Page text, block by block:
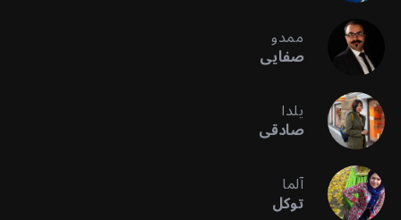
ممدو
صفایی
یلدا
صادقی
آلما
توکل